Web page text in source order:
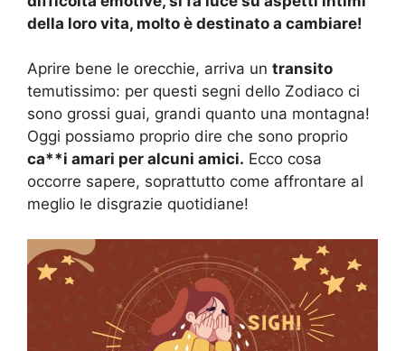
della loro vita, molto è destinato a cambiare!
Aprire bene le orecchie, arriva un transito
temutissimo: per questi segni dello Zodiaco ci
sono grossi guai, grandi quanto una montagna!
Oggi possiamo proprio dire che sono proprio
ca**i amari per alcuni amici. Ecco cosa
occorre sapere, soprattutto come affrontare al
meglio le disgrazie quotidiane!